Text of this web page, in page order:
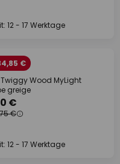
12 - 17 Werktage
€
Wood MyLight
greige
€
€
12 - 17 Werktage